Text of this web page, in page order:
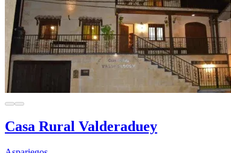
Casa Rural Valderaduey